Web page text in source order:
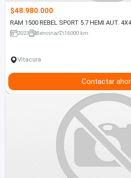
$48.980.000
RAM 1500 REBEL SPORT 5.7 HEMI AUT.
2023 Bencina 16000 km
Vitacura
Contactar